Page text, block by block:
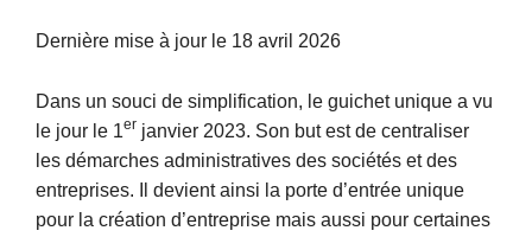
Dernière mise à jour le 18 avril 2026
Dans un souci de simplification, le guichet unique a vu
le jour le 1er janvier 2023. Son but est de centraliser
les démarches administratives des sociétés et des
entreprises. Il devient ainsi la porte d’entrée unique
pour la création d’entreprise mais aussi pour certaines